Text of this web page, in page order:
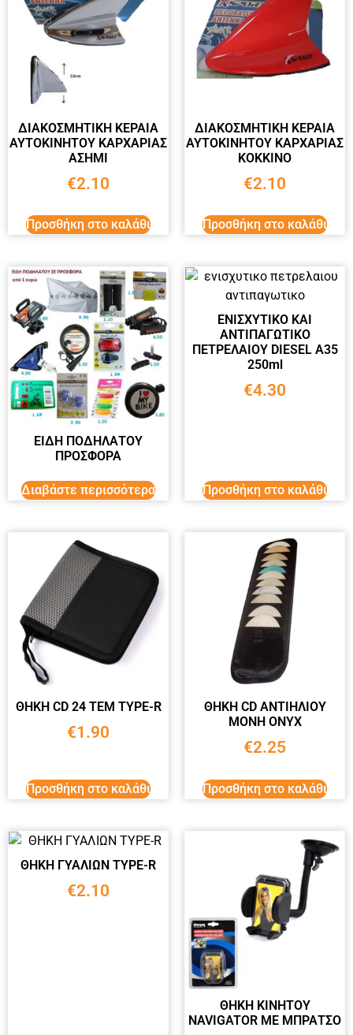
ΔΙΑΚΟΣΜΗΤΙΚΗ ΚΕΡΑΙΑ
ΑΥΤΟΚΙΝΗΤΟΥ ΚΑΡΧΑΡΙΑΣ
ΑΣΗΜΙ
€2.10
Προσθήκη στο καλάθι
ΔΙΑΚΟΣΜΗΤΙΚΗ ΚΕΡΑΙΑ
ΑΥΤΟΚΙΝΗΤΟΥ ΚΑΡΧΑΡΙΑΣ
ΚΟΚΚΙΝΟ
€2.10
Προσθήκη στο καλάθι
ΕΙΔΗ ΠΟΔΗΛΑΤΟΥ
ΠΡΟΣΦΟΡΑ
Διαβάστε περισσότερα
ΕΝΙΣΧΥΤΙΚΟ ΚΑΙ
ΑΝΤΙΠΑΓΩΤΙΚΟ
ΠΕΤΡΕΛΑΙΟΥ DIESEL A35
250ml
€4.30
Προσθήκη στο καλάθι
ΘΗΚΗ CD 24 ΤΕΜ TYPE-R
€1.90
Προσθήκη στο καλάθι
ΘΗΚΗ CD ΑΝΤΙΗΛΙΟΥ
ΜΟΝΗ ONYX
€2.25
Προσθήκη στο καλάθι
ΘΗΚΗ ΓΥΑΛΙΩΝ TYPE-R
€2.10
ΘΗΚΗ ΚΙΝΗΤΟΥ
NAVIGATOR ΜΕ ΜΠΡΑΤΣΟ